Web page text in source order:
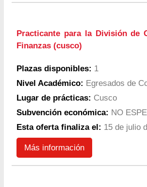
Practicante para la División de
Finanzas (cusco)
Plazas disponibles: 1
Nivel Académico: Egresados de
Lugar de prácticas: Cusco
Subvención económica: NO
Esta oferta finaliza el: 15 de julio
Más información